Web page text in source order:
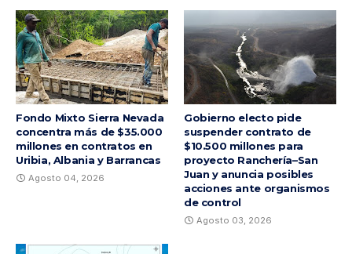
Fondo Mixto Sierra Nevada
concentra más de $35.000
millones en contratos en
Uribia, Albania y Barrancas
Agosto 04, 2026
Gobierno electo pide
suspender contrato de
$10.500 millones para
proyecto Ranchería–San
Juan y anuncia posibles
acciones ante organismos
de control
Agosto 03, 2026